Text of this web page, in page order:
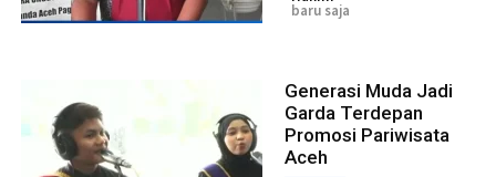
baru saja
Generasi Muda Jadi
Garda Terdepan
Promosi Pariwisata
Aceh